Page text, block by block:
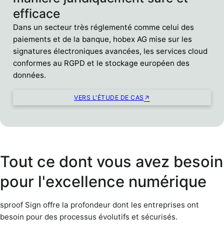
efficace
Dans un secteur très réglementé comme celui des
paiements et de la banque, hobex AG mise sur les
signatures électroniques avancées, les services cloud
conformes au RGPD et le stockage européen des
données.
VERS L'ÉTUDE DE CAS
Tout ce dont vous avez besoin
pour l'excellence numérique
sproof Sign offre la profondeur dont les entreprises ont
besoin pour des processus évolutifs et sécurisés.